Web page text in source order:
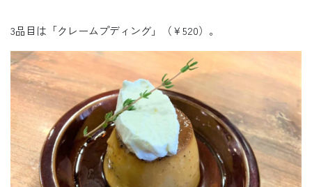
3品目は「クレームプディング」（￥520）。